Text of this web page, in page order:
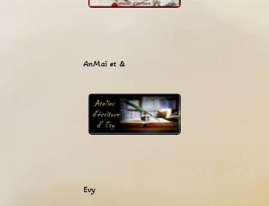
AnMaï et &
Evy